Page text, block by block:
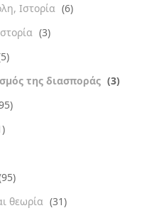
Ιστορία (6)
(3)
της διασποράς (3)
θεωρία (31)